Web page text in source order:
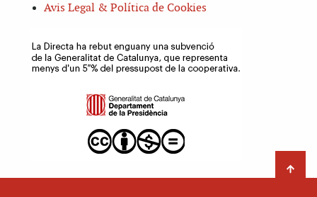
Avis Legal & Política de Cookies